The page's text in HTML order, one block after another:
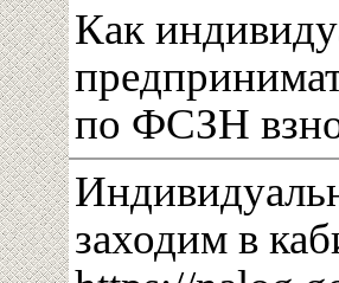
Как
по ФСЗН
заходим в